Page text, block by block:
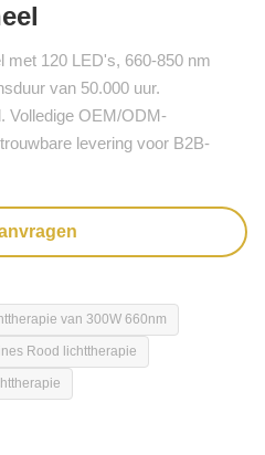
met 120 LED's, 660-850 nm
van 50.000 uur.
Volledige OEM/ODM-
levering voor B2B-
van 300W 660nm
Rood lichttherapie